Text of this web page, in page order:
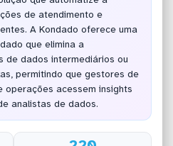
de atendimento e
A Kondado oferece uma
que elimina a
de dados intermediários ou
permitindo que gestores de
operações acessem insights
analistas de dados.